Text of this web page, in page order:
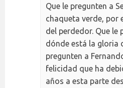
Que le pregunten a
chaqueta verde,
del perdedor. Que le
dónde está la gloria
pregunten a
felicidad que ha
años a esta parte